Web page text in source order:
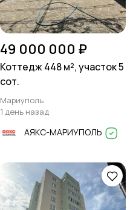
49 000 000 ₽
Коттедж 448 м², участок 5
сот.
Мариуполь
1 день назад
АЯКС-МАРИУПОЛЬ